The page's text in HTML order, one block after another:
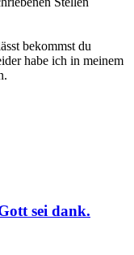
bekommst du
habe ich in meinem
sei dank.